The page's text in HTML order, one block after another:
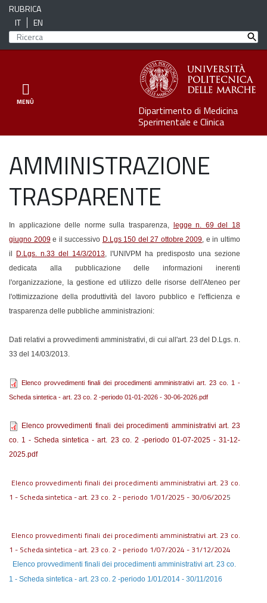
RUBRICA
IT
EN
Toggle navigation
MENÙ
Dipartimento di Medicina
Sperimentale e Clinica
AMMINISTRAZIONE
TRASPARENTE
In applicazione delle norme sulla trasparenza,
legge n. 69 del 18
giugno 2009e il successivo D.Lgs 150 del 27 ottobre 2009, e in ultimo
il
D.Lgs. n.33 del 14/3/2013, l'UNIVPM ha predisposto una sezione
dedicata alla pubblicazione delle informazioni inerenti
l'organizzazione, la gestione ed utilizzo delle risorse dell'Ateneo per
l'ottimizzazione della produttività del lavoro pubblico e l'efficienza e
trasparenza delle pubbliche amministrazioni:
Dati relativi a provvedimenti amministrativi, di cui all'art. 23 del D.Lgs. n.
33 del 14/03/2013.
Elenco provvedimenti finali dei procedimenti amministrativi art. 23 co. 1 -
Scheda sintetica - art. 23 co. 2 -periodo 01-01-2026 - 30-06-2026.pdf
Elenco provvedimenti finali dei procedimenti amministrativi art. 23
co. 1 - Scheda sintetica - art. 23 co. 2 -periodo 01-07-2025 - 31-12-
2025.pdf
Elenco provvedimenti finali dei procedimenti amministrativi art. 23 co.
1 - Scheda sintetica - art. 23 co. 2 - periodo 1/01/2025 - 30/06/2025
Elenco provvedimenti finali dei procedimenti amministrativi art. 23 co.
1 - Scheda sintetica - art. 23 co. 2 - periodo 1/07/2024 - 31/12/2024
Elenco provvedimenti finali dei procedimenti amministrativi art. 23 co.
1 - Scheda sintetica - art. 23 co. 2 -periodo 1/01/2014 - 30/11/2016